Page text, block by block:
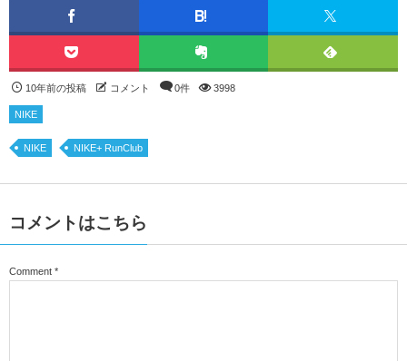
10年前の投稿 コメント 0件 3998
NIKE
NIKE NIKE+ RunClub
コメントはこちら
Comment *